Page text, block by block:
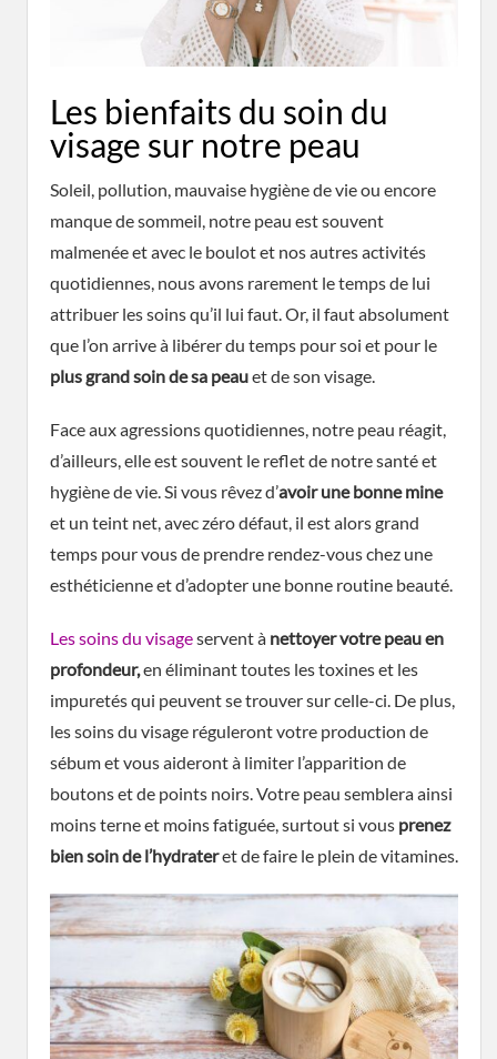
Les bienfaits du soin du
visage sur notre peau
Soleil, pollution, mauvaise hygiène de vie ou encore
manque de sommeil, notre peau est souvent
malmenée et avec le boulot et nos autres activités
quotidiennes, nous avons rarement le temps de lui
attribuer les soins qu’il lui faut. Or, il faut absolument
que l’on arrive à libérer du temps pour soi et pour le
plus grand soin de sa peauet de son visage.
Face aux agressions quotidiennes, notre peau réagit,
d’ailleurs, elle est souvent le reflet de notre santé et
hygiène de vie. Si vous rêvez d’avoir une bonne mine
et un teint net, avec zéro défaut, il est alors grand
temps pour vous de prendre rendez-vous chez une
esthéticienne et d’adopter une bonne routine beauté.
Les soins du visageservent à nettoyer votre peau en
profondeur,en éliminant toutes les toxines et les
impuretés qui peuvent se trouver sur celle-ci. De plus,
les soins du visage réguleront votre production de
sébum et vous aideront à limiter l’apparition de
boutons et de points noirs. Votre peau semblera ainsi
moins terne et moins fatiguée, surtout si vous prenez
bien soin de l’hydrateret de faire le plein de vitamines.